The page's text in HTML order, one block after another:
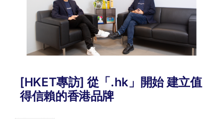
[HKET專訪] 從「.hk」開始 建立值
得信賴的香港品牌